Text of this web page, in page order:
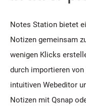
Notes Station bietet
Notizen gemeinsam
wenigen Klicks
durch importieren
intuitiven Webeditor
Notizen mit Qsnap